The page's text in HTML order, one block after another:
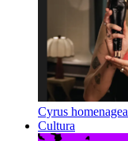
Cyrus
Cultura